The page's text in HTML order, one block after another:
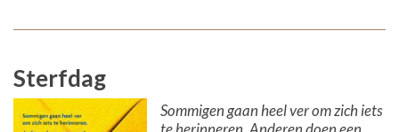
Sterfdag
Sommigen gaan heel ver om zich iets